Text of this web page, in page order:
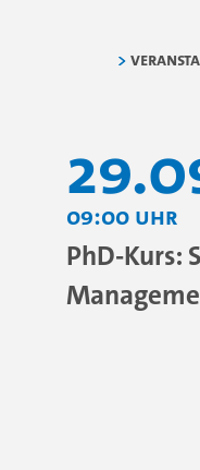
09:00 Uhr
PhD-Kurs: